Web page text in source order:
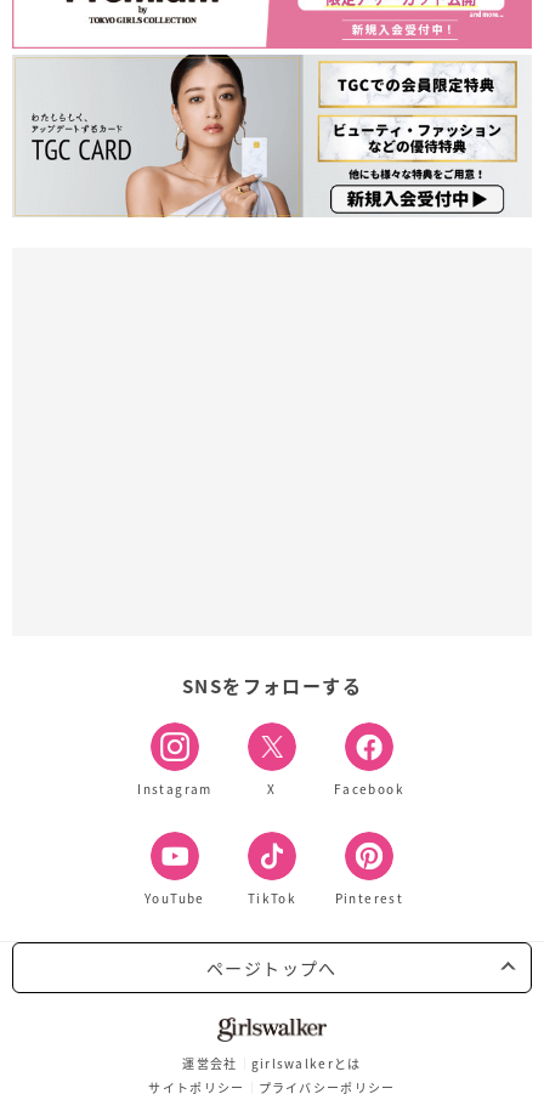
SNSをフォローする
Instagram X Facebook
YouTube TikTok Pinterest
ページトップへ
運営会社
girlswalkerとは
サイトポリシー
プライバシーポリシー